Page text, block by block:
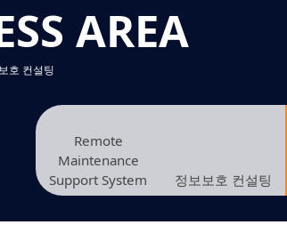
AREA
호 컨설팅
Remote
Maintenance
Support System
정보보호 컨설팅